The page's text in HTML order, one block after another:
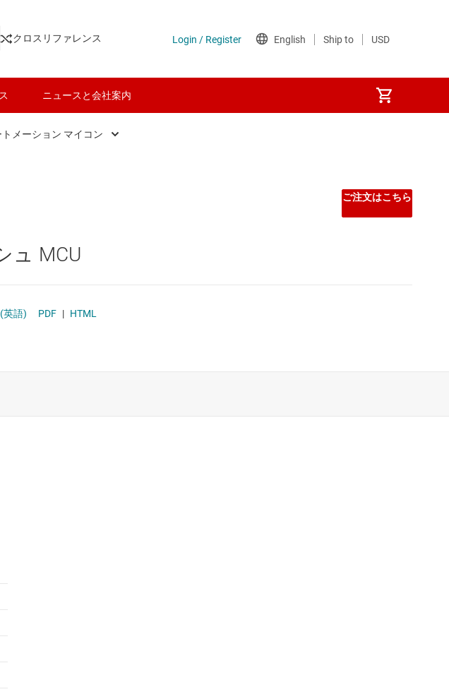
クロスリファレンス
ニュースと会社案内
セッサ
メーション マイコン
ー制御 / オートメーション マイコン
ュ MCU
ご注文はこちら
(英語) PDF | HTML